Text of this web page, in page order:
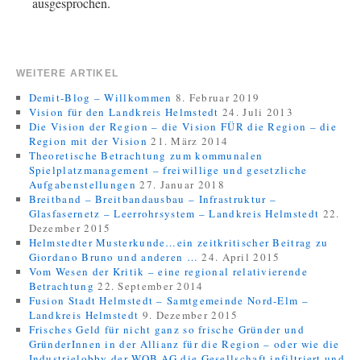
WEITERE ARTIKEL
Demit-Blog – Willkommen 8. Februar 2019
Vision für den Landkreis Helmstedt 24. Juli 2013
Die Vision der Region – die Vision FÜR die Region – die
Region mit der Vision 21. März 2014
Theoretische Betrachtung zum kommunalen
Spielplatzmanagement – freiwillige und gesetzliche
Aufgabenstellungen 27. Januar 2018
Breitband – Breitbandausbau – Infrastruktur –
Glasfasernetz – Leerrohrsystem – Landkreis Helmstedt 22.
Dezember 2015
Helmstedter Musterkunde…ein zeitkritischer Beitrag zu
Giordano Bruno und anderen … 24. April 2015
Vom Wesen der Kritik – eine regional relativierende
Betrachtung 22. September 2014
Fusion Stadt Helmstedt – Samtgemeinde Nord-Elm –
Landkreis Helmstedt 9. Dezember 2015
Frisches Geld für nicht ganz so frische Gründer und
GründerInnen in der Allianz für die Region – oder wie die